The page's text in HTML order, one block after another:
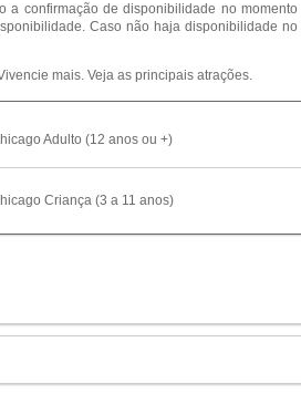
a confirmação de disponibilidade no
Caso não haja disponibilidade
mais. Veja as principais atrações.
Adulto (12 anos ou +)
Criança (3 a 11 anos)